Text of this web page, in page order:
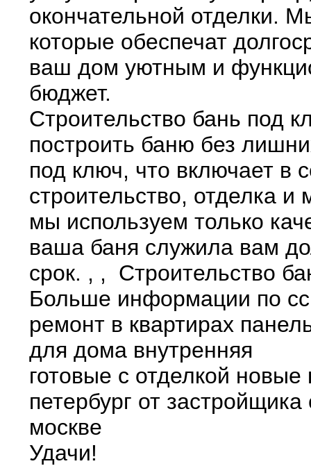
окончательной отделки.
которые обеспечат
ваш дом уютным и
бюджет.
Строительство бань под
построить баню без
под ключ, что включает в
строительство, отделка
мы используем только
ваша баня служила вам
срок. , , Строительство
Больше информации по
ремонт в квартирах
для дома внутренняя
готовые с отделкой новые
петербург от
москве
Удачи!